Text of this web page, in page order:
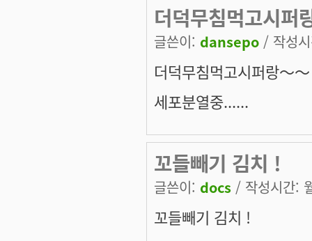
더덕무침먹고시퍼
글쓴이: dansepo / 작성
더덕무침먹고시퍼랑～～
세포분열중......
꼬들빼기 김치 !
글쓴이: docs / 작성시간:
꼬들빼기 김치 !